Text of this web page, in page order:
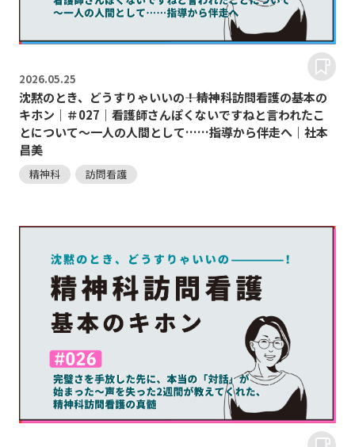
2026.05.25
沈黙のとき、どうすりゃいいの―――！精神科訪問看護の基本の
キホン｜＃027｜看護師さんぽくないですねと言われたこ
とについて～一人の人間として……指導から伴走へ｜社本
昌美
精神科 訪問看護